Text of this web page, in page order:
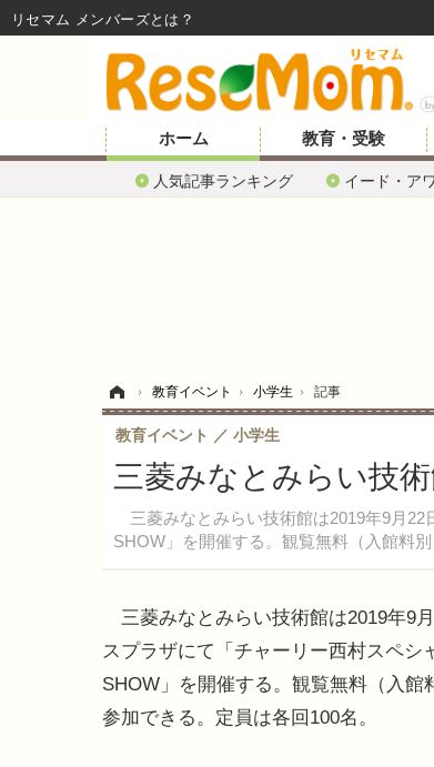
ホーム
人気記事ランキング イード・ア
教育・受験
› 教育イベント › 小学生 › 記事
三菱みなとみらい技
三菱みなとみらい技術館は2019年9月22
SHOW」を開催する。観覧無料（入館料
教育イベント 小学生
三菱みなとみらい技術館は2019年9
スプラザにて「チャーリー西村スペシ
SHOW」を開催する。観覧無料（入館
参加できる。定員は各回100名。
リセマム メンバーズ